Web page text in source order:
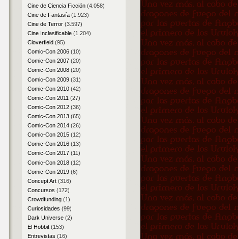
Cine de Ciencia Ficción(4.058)
Cine de Fantasía(1.923)
Cine de Terror(3.597)
Cine Inclasificable(1.204)
Cloverfield(95)
Comic-Con 2006(10)
Comic-Con 2007(20)
Comic-Con 2008(20)
Comic-Con 2009(31)
Comic-Con 2010(42)
Comic-Con 2011 (27)
Comic-Con 2012(36)
Comic-Con 2013(65)
Comic-Con 2014(26)
Comic-Con 2015(12)
Comic-Con 2016(13)
Comic-Con 2017(11)
Comic-Con 2018(12)
Comic-Con 2019(6)
Concept Art(316)
Concursos (172)
Crowdfunding(1)
Curiosidades (99)
Dark Universe(2)
El Hobbit(153)
Entrevistas (16)